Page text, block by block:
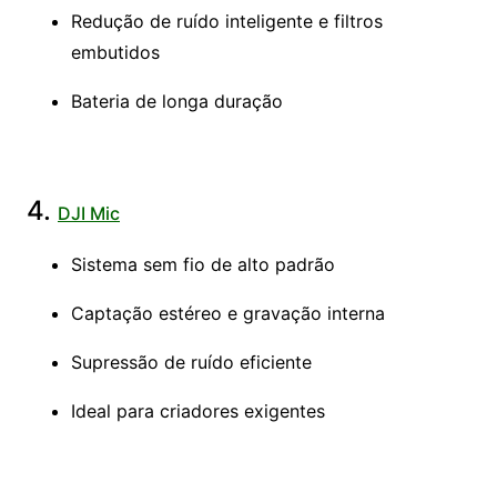
Redução de ruído inteligente e filtros
embutidos
Bateria de longa duração
4. DJI Mic
Sistema sem fio de alto padrão
Captação estéreo e gravação interna
Supressão de ruído eficiente
Ideal para criadores exigentes